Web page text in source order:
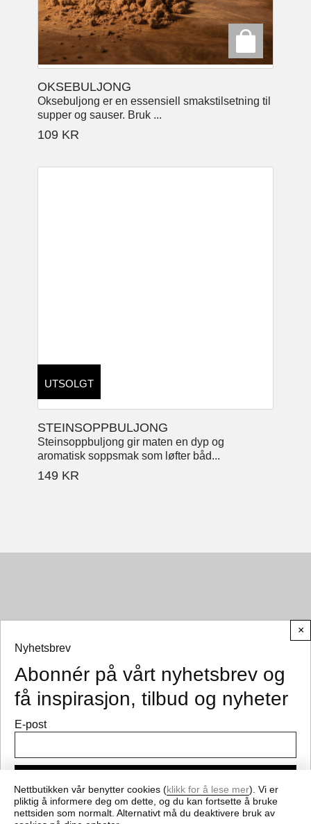
OKSEBULJONG
Oksebuljong er en essensiell smakstilsetning til
supper og sauser. Bruk ...
109 KR
STEINSOPPBULJONG
Steinsoppbuljong gir maten en dyp og
aromatisk soppsmak som løfter båd...
149 KR
UTSOLGT
© CEMO 2026
×
Nyhetsbrev
Abonnér på vårt nyhetsbrev og
få inspirasjon, tilbud og nyheter
E-post
Få nyheter og gode tilbud fra cemo.no
Nettbutikken vår benytter cookies (klikk for å lese mer). Vi er
pliktig å informere deg om dette, og du kan fortsette å bruke
nettsiden som normalt. Alternativt må du deaktivere bruk av